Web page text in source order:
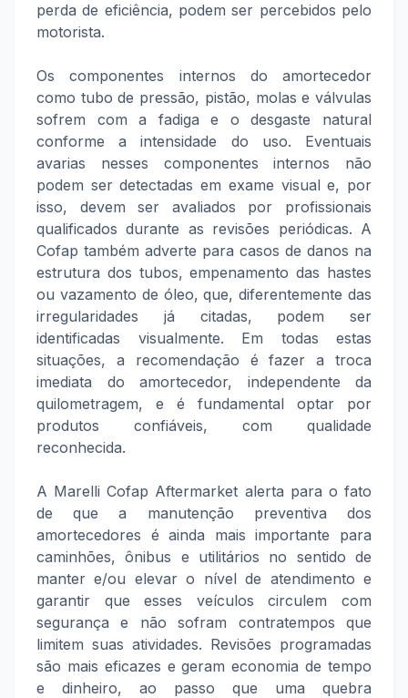
perda de eficiência, podem ser percebidos pelo
motorista.
Os componentes internos do amortecedor
como tubo de pressão, pistão, molas e válvulas
sofrem com a fadiga e o desgaste natural
conforme a intensidade do uso. Eventuais
avarias nesses componentes internos não
podem ser detectadas em exame visual e, por
isso, devem ser avaliados por profissionais
qualificados durante as revisões periódicas. A
Cofap também adverte para casos de danos na
estrutura dos tubos, empenamento das hastes
ou vazamento de óleo, que, diferentemente das
irregularidades já citadas, podem ser
identificadas visualmente. Em todas estas
situações, a recomendação é fazer a troca
imediata do amortecedor, independente da
quilometragem, e é fundamental optar por
produtos confiáveis, com qualidade
reconhecida.
A Marelli Cofap Aftermarket alerta para o fato
de que a manutenção preventiva dos
amortecedores é ainda mais importante para
caminhões, ônibus e utilitários no sentido de
manter e/ou elevar o nível de atendimento e
garantir que esses veículos circulem com
segurança e não sofram contratempos que
limitem suas atividades. Revisões programadas
são mais eficazes e geram economia de tempo
e dinheiro, ao passo que uma quebra